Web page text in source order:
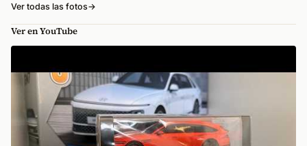
Ver todas las fotos→
Ver en YouTube